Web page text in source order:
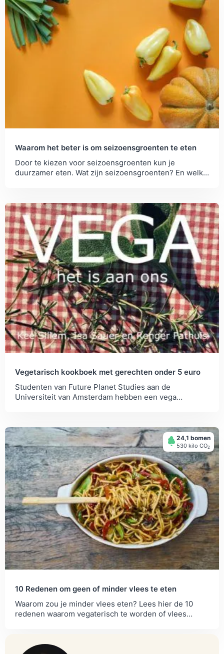
Waarom het beter is om seizoensgroenten te eten
Door te kiezen voor seizoensgroenten kun je
duurzamer eten. Wat zijn seizoensgroenten? En welke
Vegetarisch kookboek met gerechten onder 5 euro
Studenten van Future Planet Studies aan de
Universiteit van Amsterdam hebben een vega
24,1 bomen
530 kilo СО2
10 Redenen om geen of minder vlees te eten
Waarom zou je minder vlees eten? Lees hier de 10
redenen waarom vegaterisch te worden of vlees